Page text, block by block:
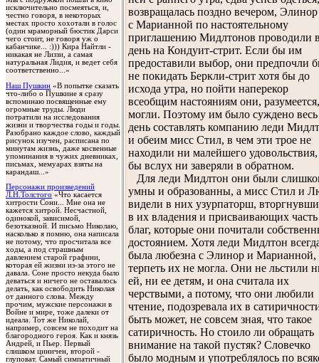
исключительно посмеяться, и,
честно говоря, в некоторых
местах просто хохотали в голос
(один мраморный бюстик Дарси
чего стоит, не говоря уж о
кабанчике... :))) Кира Найтли -
никакая не Лиззи, а самая
натуральная Лидия, и ведет себя
соответственно...»
Наш Пушкин «В попытке сказать
что-либо о Пушкине я сразу
вспоминаю посвященные ему
огромные труды. Люди
потратили на исследования
жизни и творчества годы и годы.
Разобрано каждое слово, каждый
рисунок изучен, расписана по
минутам жизнь, даже косвенные
упоминания в чужих дневниках,
письмах, мемуарах взяты на
карандаш...»
Персонажи произведений
Л.Н.Толстого «Что касается
хитрости Сони... Мне она не
кажется хитрой. Несчастной,
одинокой, зависимой,
безотказной. И письмо Николаю,
насколько я помню, она написала
не потому, что просчитала все
ходы, а под страшным
давлением старой графини,
которая ей жизни из-за этого не
давала. Соне просто некуда было
деваться и ничего не оставалось
делать, как освободить Николая
от данного слова. Между
прочим, мужские персонажи в
Войне и мире, тоже далеки от
идеала. Тот же Николай,
например, совсем не походит на
благородного героя. Как и князь
Андрей, и Пьер. Первый
слишком циничен, второй -
глуповат. Самый симпатичный
возвращалась поздно вечером,
с Марианной по настоятельному
приглашению Мидлтонов проводили
день на Кондуит-стрит. Если бы им
предоставили выбор, они предпочли
не покидать Беркли-стрит хотя бы до
исхода утра, но пойти наперекор
всеобщим настояниям они,
могли. Поэтому им было суждено весь
день составлять компанию леди
и обеим мисс Стил, в чем эти трое не
находили ни малейшего
бы вслух ни заверяли в обратном.
Для леди Мидлтон они были
умны и образованны, а мисс Стил и
видели в них узурпаторш,
в их владения и присваивающих часть
благ, которые они почитали
достоянием. Хотя леди Мидлтон
была любезна с Элинор и Марианной,
терпеть их не могла. Они не льстили
ей, ни ее детям, и она считала их
черствыми, а потому, что они любили
чтение, подозревала их в
быть может, не совсем зная, что такое
сатиричность. Но стоило ли обращать
внимание на такой пустяк? Словечко
было модным и употреблялось по